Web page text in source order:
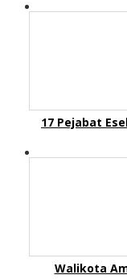
17 Pejabat
Walikota